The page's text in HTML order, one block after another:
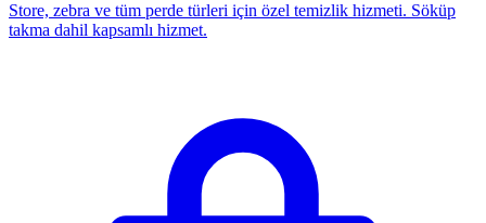
Store, zebra ve tüm perde türleri için özel temizlik hizmeti. Söküp
takma dahil kapsamlı hizmet.